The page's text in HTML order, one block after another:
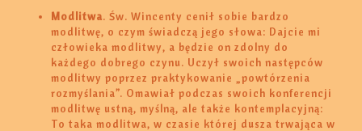
Modlitwa. Św. Wincenty cenił sobie bardzo
modlitwę, o czym świadczą jego słowa: Dajcie mi
człowieka modlitwy, a będzie on zdolny do
każdego dobrego czynu. Uczył swoich następców
modlitwy poprzez praktykowanie „powtórzenia
rozmyślania”. Omawiał podczas swoich konferencji
modlitwę ustną, myślną, ale także kontemplacyjną:
To taka modlitwa, w czasie której dusza trwająca w